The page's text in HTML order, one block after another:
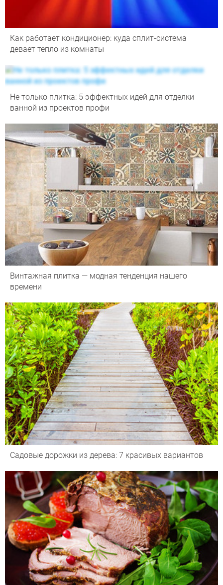
Как работает кондиционер: куда сплит-система
девает тепло из комнаты
Не только плитка: 5 эффектных идей для отделки
ванной из проектов профи
Винтажная плитка — модная тенденция нашего
времени
Садовые дорожки из дерева: 7 красивых вариантов